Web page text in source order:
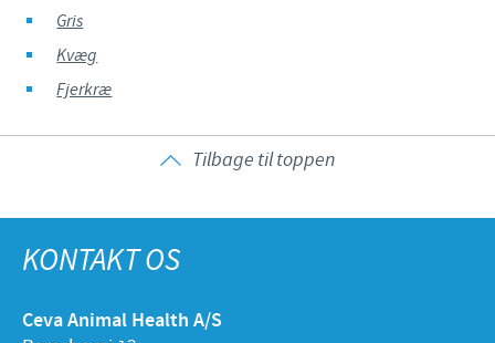
Gris
Kvæg
Fjerkræ
Tilbage til toppen
KONTAKT OS
Ceva Animal Health A/S